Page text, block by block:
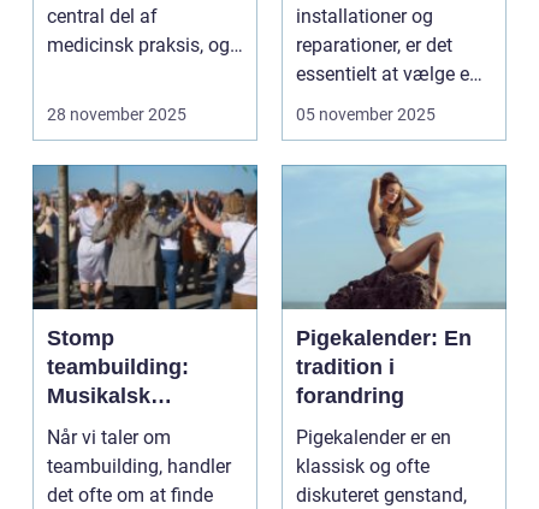
central del af
medicinsk praksis, og
28 november 2025
installationer og
reparationer, er det
essentielt at vælge en
dygt...
05 november 2025
Stomp
teambuilding:
Musikalsk
samarbejde og
dynamik
Når vi taler om
teambuilding, handler
det ofte om at finde
Pigekalender: En
tradition i
forandring
Pigekalender er en
klassisk og ofte
diskuteret genstand,